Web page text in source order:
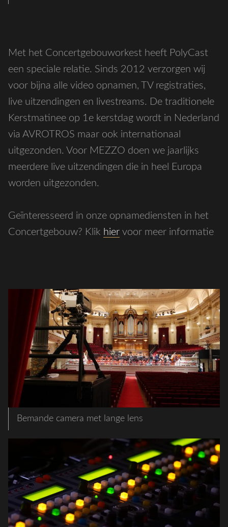
Met het Concertgebouworkest heeft PolyCast
een speciale relatie. Sinds 2012 verzorgen wij
voor bijna alle video opnamen, TV registraties,
live uitzendingen en livestreams. De traditionele
Kerstmatinee op 1e kerstdag wordt in Nederland
via AVROTROS maar ook internationaal
uitgezonden. Voor MEZZO doen we jaarlijks
meerdere live uitzendingen die in heel Europa
worden uitgezonden.
Geïnteresseerd in onze opnamediensten in het
Concertgebouw? Klik hier voor meer informatie
Bemande camera met lange lens